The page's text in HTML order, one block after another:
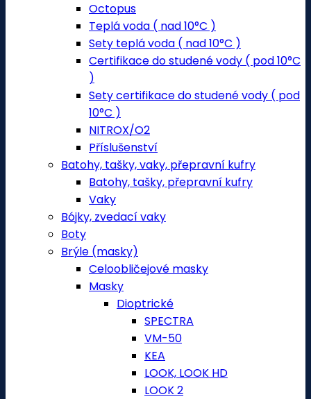
Octopus
Teplá voda ( nad 10°C )
Sety teplá voda ( nad 10°C )
Certifikace do studené vody ( pod 10°C
)
Sety certifikace do studené vody ( pod
10°C )
NITROX/O2
Příslušenství
Batohy, tašky, vaky, přepravní kufry
Batohy, tašky, přepravní kufry
Vaky
Bójky, zvedací vaky
Boty
Brýle (masky)
Celoobličejové masky
Masky
Dioptrické
SPECTRA
VM-50
KEA
LOOK, LOOK HD
LOOK 2